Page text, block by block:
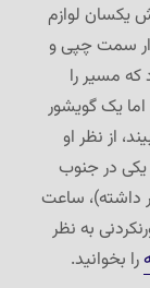
یکسان لوازم
سمت چپی و
که مسیر را
یک گویشور
از نظر او
یکی در جنوب
داشته)، ساعت
به نظر
را بخوانید.